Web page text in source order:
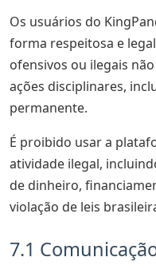
Os usuários do
forma respeitosa e
ofensivos ou ilegais
ações disciplinares,
permanente.
É proibido usar a
atividade ilegal,
de dinheiro,
violação de leis
7.1